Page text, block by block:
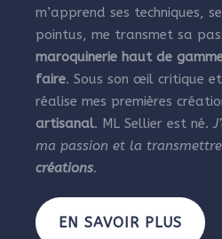
m’apprend ses techniques,
pointus, me transmet sa
maroquinerie haut de
faire. Sous son œil critique
réalise mes premières
artisanal. ML Sellier est né.
ma passion et la
créations.
EN SAVOIR PLUS